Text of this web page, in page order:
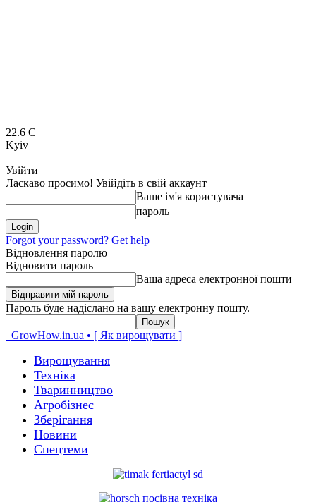
22.6 C
Kyiv
Увійти
Ласкаво просимо! Увійдіть в свій аккаунт
Ваше ім'я користувача
пароль
Forgot your password? Get help
Відновлення паролю
Відновити пароль
Ваша адреса електронної пошти
Пароль буде надіслано на вашу електронну пошту.
GrowHow.in.ua • [ Як вирощувати ]
Вирощування
Техніка
Тваринництво
Агробізнес
Зберігання
Новини
Спецтеми